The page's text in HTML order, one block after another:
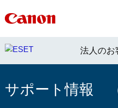
法人のお
サポート情報